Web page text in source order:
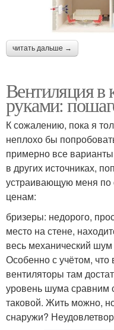
читать дальше →
Вентиляция в
руками:
К сожалению, пока я
неплохо бы
примерно все
в других источниках,
устраивающую меня по
ценам:
бризеры: недорого,
место на стене,
весь механический
Особенно с учётом, что
вентиляторы там
уровень шума сравним
таковой. Жить можно,
снаружи?